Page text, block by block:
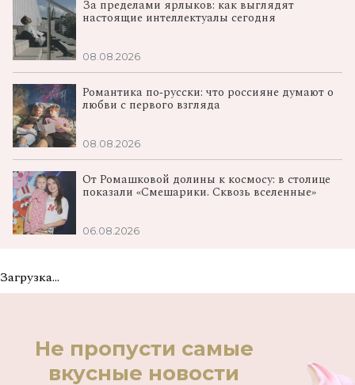
За пределами ярлыков: как выглядят
настоящие интеллектуалы сегодня
08.08.2026
Романтика по‑русски: что россияне думают о
любви с первого взгляда
08.08.2026
От Ромашковой долины к космосу: в столице
показали «Смешарики. Сквозь вселенные»
06.08.2026
Загрузка...
Не пропусти самые
вкусные новости